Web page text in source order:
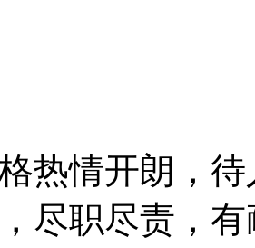
热情开朗，
尽职尽责，